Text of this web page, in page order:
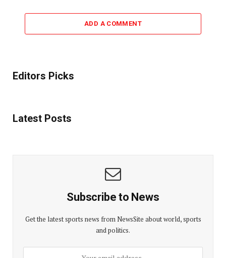
ADD A COMMENT
Editors Picks
Latest Posts
Subscribe to News
Get the latest sports news from NewsSite about world, sports
and politics.